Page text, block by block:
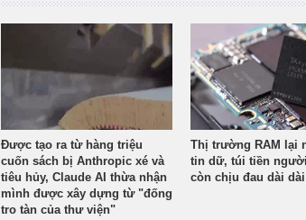
Được tạo ra từ hàng triệu
cuốn sách bị Anthropic xé và
tiêu hủy, Claude AI thừa nhận
mình được xây dựng từ "đống
tro tàn của thư viện"
Thị trường RAM lại
tin dữ, túi tiền
còn chịu đau dài dài